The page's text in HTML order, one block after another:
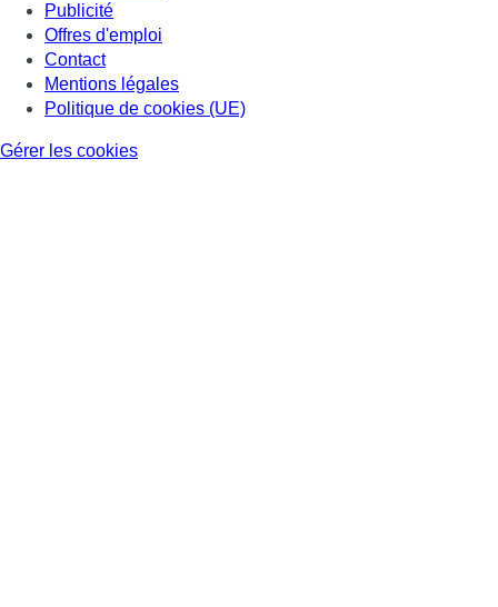
Publicité
Offres d'emploi
Contact
Mentions légales
Politique de cookies (UE)
Gérer les cookies